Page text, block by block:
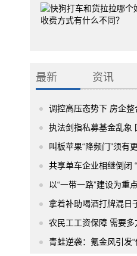
最新 资讯
调控高压态势下 房企
执法剑指私募基金乱象
叫板苹果“降频门”须有
共享单车企业相继倒闭
以“一带一路”建设为重
拿着补助喝酒打牌混日
农民工工资保障 需要多
青蛙逆袭：氪金风引发“